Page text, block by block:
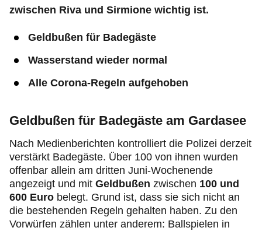
zwischen Riva und Sirmione wichtig ist.
Geldbußen für Badegäste
Wasserstand wieder normal
Alle Corona-Regeln aufgehoben
Geldbußen für Badegäste am Gardasee
Nach Medienberichten kontrolliert die Polizei derzeit
verstärkt Badegäste. Über 100 von ihnen wurden
offenbar allein am dritten Juni-Wochenende
angezeigt und mit Geldbußen zwischen 100 und
600 Euro belegt. Grund ist, dass sie sich nicht an
die bestehenden Regeln gehalten haben. Zu den
Vorwürfen zählen unter anderem: Ballspielen in